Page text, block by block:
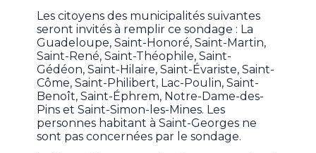
Les citoyens des municipalités suivantes
seront invités à remplir ce sondage : La
Guadeloupe, Saint-Honoré, Saint-Martin,
Saint-René, Saint-Théophile, Saint-
Gédéon, Saint-Hilaire, Saint-Évariste, Saint-
Côme, Saint-Philibert, Lac-Poulin, Saint-
Benoît, Saint-Éphrem, Notre-Dame-des-
Pins et Saint-Simon-les-Mines. Les
personnes habitant à Saint-Georges ne
sont pas concernées par le sondage.